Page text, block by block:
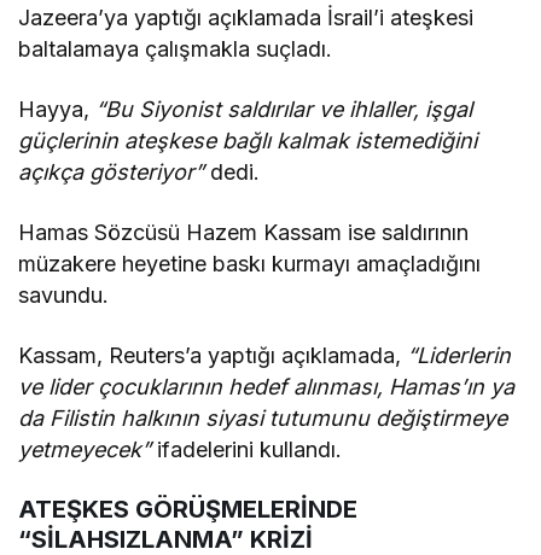
Jazeera’ya yaptığı açıklamada İsrail’i ateşkesi
baltalamaya çalışmakla suçladı.
Hayya, “Bu Siyonist saldırılar ve ihlaller, işgal
güçlerinin ateşkese bağlı kalmak istemediğini
açıkça gösteriyor”dedi.
Hamas Sözcüsü Hazem Kassam ise saldırının
müzakere heyetine baskı kurmayı amaçladığını
savundu.
Kassam, Reuters’a yaptığı açıklamada, “Liderlerin
ve lider çocuklarının hedef alınması, Hamas’ın ya
da Filistin halkının siyasi tutumunu değiştirmeye
yetmeyecek”ifadelerini kullandı.
ATEŞKES GÖRÜŞMELERİNDE
“SİLAHSIZLANMA” KRİZİ